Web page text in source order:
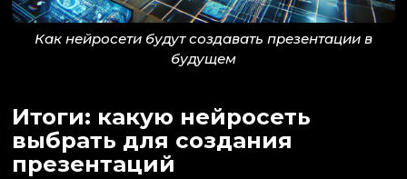
Как нейросети будут создавать презентации в
будущем
Итоги: какую нейросеть
выбрать для создания
презентаций